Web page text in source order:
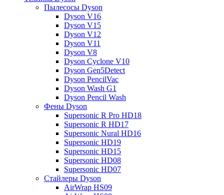
Пылесосы Dyson
Dyson V16
Dyson V15
Dyson V12
Dyson V11
Dyson V8
Dyson Cyclone V10
Dyson Gen5Detect
Dyson PencilVac
Dyson Wash G1
Dyson Pencil Wash
Фены Dyson
Supersonic R Pro HD18
Supersonic R HD17
Supersonic Nural HD16
Supersonic HD19
Supersonic HD15
Supersonic HD08
Supersonic HD07
Стайлеры Dyson
AirWrap HS09